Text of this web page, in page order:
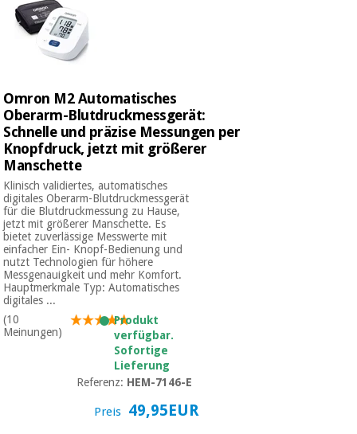
Omron M2 Automatisches
Oberarm-Blutdruckmessgerät:
Schnelle und präzise Messungen per
Knopfdruck, jetzt mit größerer
Manschette
Klinisch validiertes, automatisches
digitales Oberarm-Blutdruckmessgerät
für die Blutdruckmessung zu Hause,
jetzt mit größerer Manschette. Es
bietet zuverlässige Messwerte mit
einfacher Ein- Knopf-Bedienung und
nutzt Technologien für höhere
Messgenauigkeit und mehr Komfort.
Hauptmerkmale Typ: Automatisches
digitales ...
(10
Meinungen)
Produkt
verfügbar.
Sofortige
Lieferung
Referenz: HEM-7146-E
Preis 49,95EUR